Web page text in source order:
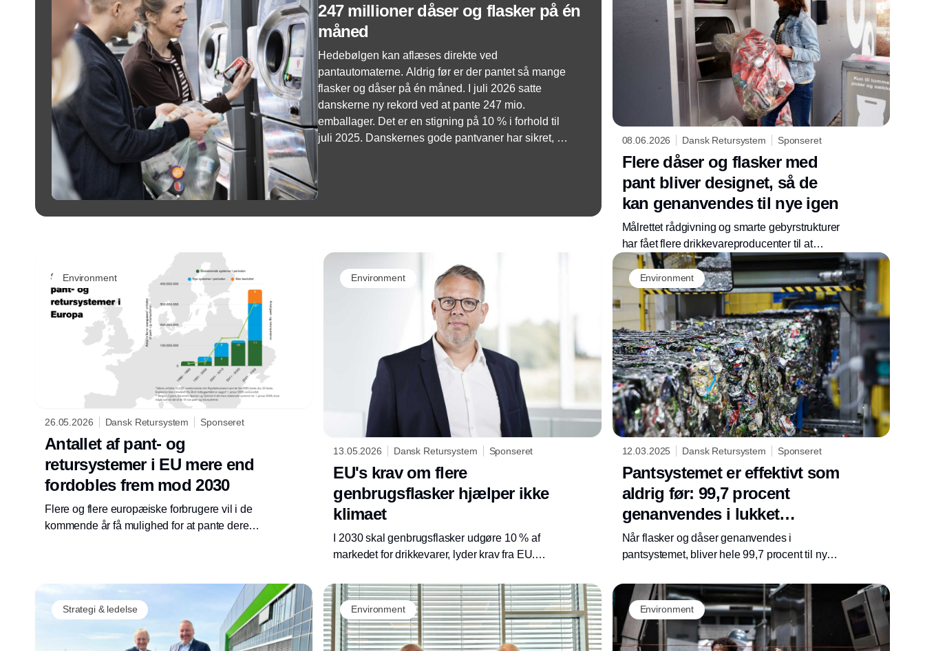
247 millioner dåser og flasker på én
måned
Hedebølgen kan aflæses direkte ved
pantautomaterne. Aldrig før er der pantet så mange
flasker og dåser på én måned. I juli 2026 satte
danskerne ny rekord ved at pante 247 mio.
emballager. Det er en stigning på 10 % i forhold til
juli 2025. Danskernes gode pantvaner har sikret, at
08.06.2026 Dansk Retursystem Sponseret
Flere dåser og flasker med
pant bliver designet, så de
kan genanvendes til nye igen
Målrettet rådgivning og smarte gebyrstrukturer
har fået flere drikkevareproducenter til at
designe deres flasker og dåser, så de lettere
kan genanvendes. Det viser en ny opgørelse
fra Dansk Retursystem. Samtidig er andelen
af dåser og flasker, der genanvendes til nye
igen, steget yderligere, og i 2025 blev tæt på
100 % af de dåser og flasker med pant, som
blev sendt til genanvendelse, til nye dåser og
flasker igen.
Environment
26.05.2026 Dansk Retursystem Sponseret
Antallet af pant- og
retursystemer i EU mere end
fordobles frem mod 2030
Flere og flere europæiske forbrugere vil i de
kommende år få mulighed for at pante deres
hjælpe de nye “pant-lande” på vej og styrke
genanvendelsen af drikkevareemballager i
Europa har Dansk Retursystem været blandt
initiativtagerne til en fælles
Environment
13.05.2026 Dansk Retursystem Sponseret
EU's krav om flere
genbrugsflasker hjælper ikke
klimaet
I 2030 skal genbrugsflasker udgøre 10 % af
markedet for drikkevarer, lyder krav fra EU.
ikke klimagevinster. Genbrugskravet vil
medføre store omkostninger for bryggerierne,
som vil ramme forbrugere i form af højere
priser og ringere udvalg i supermarkedet,
Environment
12.03.2025 Dansk Retursystem Sponseret
Pantsystemet er effektivt som
aldrig før: 99,7 procent
genanvendes i lukket
kredsløb
Når flasker og dåser genanvendes i
pantsystemet, bliver hele 99,7 procent til nye
materialerne kan genanvendes igen og igen.
Det fremgår af Dansk Retursystems
årsrapport. Det rekordhøje niveau er en
forbedring på knap 4 procentpoint i forhold til
Strategi & ledelse Environment Environment